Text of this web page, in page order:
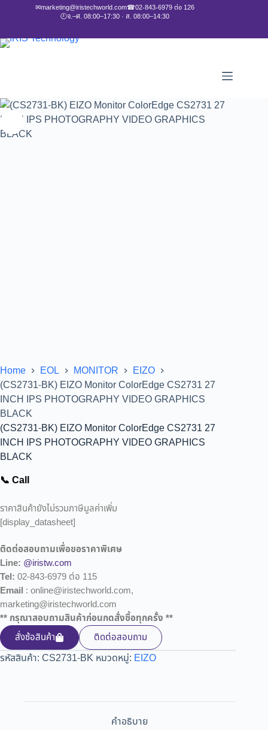
✉marketing@iristechworld.com☎02-843-6979 ต่อ 126
🕘จ.–ศ. 08:00–17:30 · ส. 08:00–14:30
Home EOL MONITOR
EIZO
(CS2731-BK) EIZO Monitor ColorEdge CS2731 27
INCH IPS PHOTOGRAPHY VIDEO GRAPHICS
BLACK
(CS2731-BK) EIZO Monitor ColorEdge CS2731 27
INCH IPS PHOTOGRAPHY VIDEO GRAPHICS
BLACK
📞 Call
ราคาสินค้ายังไม่รวมภาษีมูลค่าเพิ่ม
[display_datasheet]
ติดต่อสอบถามเพื่อขอราคาพิเศษ
Line: @iristw.com
Tel: 02-843-6979 ต่อ 115
Email : online@iristechworld.com,
marketing@iristechworld.com
** กรุณาสอบถามสินค้าก่อนกดสั่งซื้อทุกครั้ง **
สั่งซ้อสินค้า
ติดต่อสอบถาม
รหัสสินค้า: CS2731-BK หมวดหมู่: EIZO
คำอธิบาย